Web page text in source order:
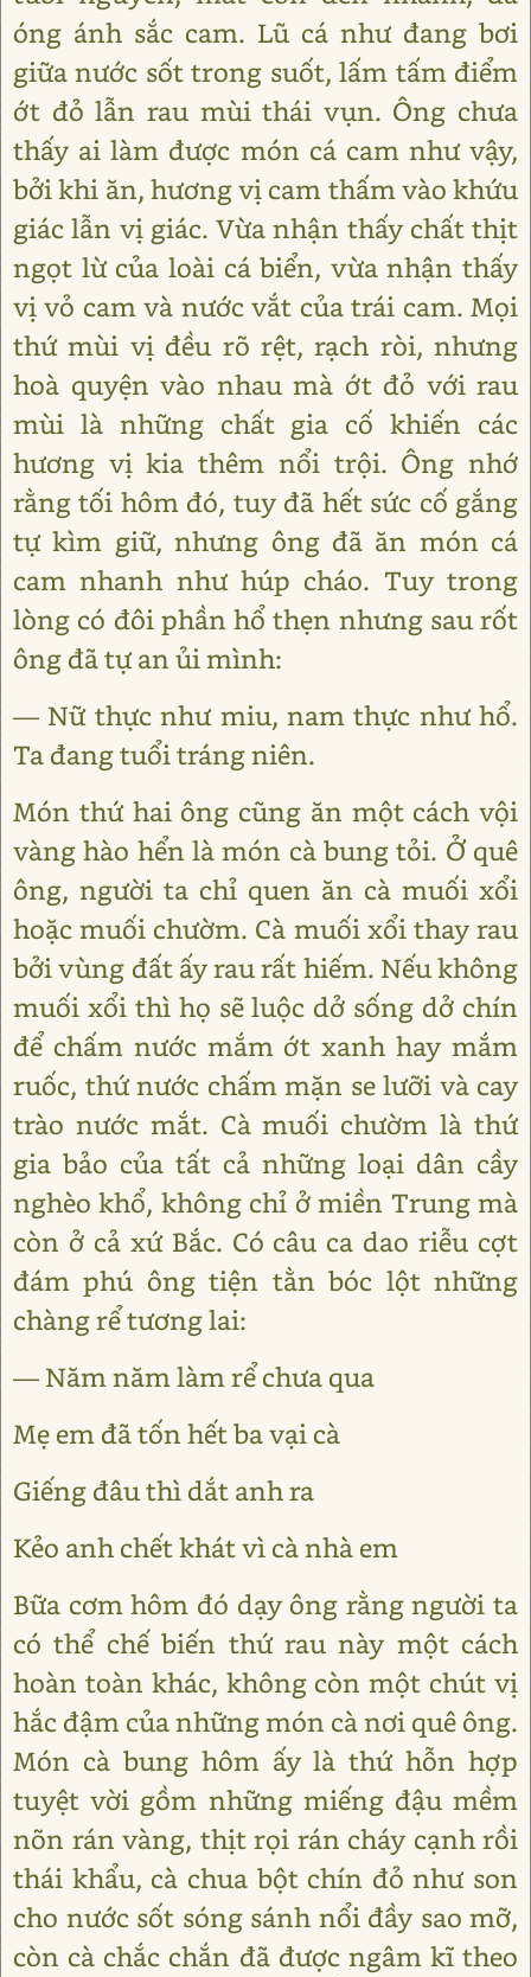
óng ánh sắc cam. Lũ cá như đang bơi
giữa nước sốt trong suốt, lấm tấm điểm
ớt đỏ lẫn rau mùi thái vụn. Ông chưa
thấy ai làm được món cá cam như vậy,
bởi khi ăn, hương vị cam thấm vào khứu
giác lẫn vị giác. Vừa nhận thấy chất thịt
ngọt lừ của loài cá biển, vừa nhận thấy
vị vỏ cam và nước vắt của trái cam. Mọi
thứ mùi vị đều rõ rệt, rạch ròi, nhưng
hoà quyện vào nhau mà ớt đỏ với rau
mùi là những chất gia cố khiến các
hương vị kia thêm nổi trội. Ông nhớ
rằng tối hôm đó, tuy đã hết sức cố gắng
tự kìm giữ, nhưng ông đã ăn món cá
cam nhanh như húp cháo. Tuy trong
lòng có đôi phần hổ thẹn nhưng sau rốt
ông đã tự an ủi mình:
― Nữ thực như miu, nam thực như hổ.
Ta đang tuổi tráng niên.
Món thứ hai ông cũng ăn một cách vội
vàng hào hển là món cà bung tỏi. Ở quê
ông, người ta chỉ quen ăn cà muối xổi
hoặc muối chườm. Cà muối xổi thay rau
bởi vùng đất ấy rau rất hiếm. Nếu không
muối xổi thì họ sẽ luộc dở sống dở chín
để chấm nước mắm ớt xanh hay mắm
ruốc, thứ nước chấm mặn se lưỡi và cay
trào nước mắt. Cà muối chườm là thứ
gia bảo của tất cả những loại dân cầy
nghèo khổ, không chỉ ở miền Trung mà
còn ở cả xứ Bắc. Có câu ca dao riễu cợt
đám phú ông tiện tằn bóc lột những
chàng rể tương lai:
― Năm năm làm rể chưa qua
Mẹ em đã tốn hết ba vại cà
Giếng đâu thì dắt anh ra
Kẻo anh chết khát vì cà nhà em
Bữa cơm hôm đó dạy ông rằng người ta
có thể chế biến thứ rau này một cách
hoàn toàn khác, không còn một chút vị
hắc đậm của những món cà nơi quê ông.
Món cà bung hôm ấy là thứ hỗn hợp
tuyệt vời gồm những miếng đậu mềm
nõn rán vàng, thịt rọi rán cháy cạnh rồi
thái khẩu, cà chua bột chín đỏ như son
cho nước sốt sóng sánh nổi đầy sao mỡ,
còn cà chắc chắn đã được ngâm kĩ theo